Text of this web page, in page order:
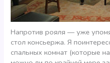
Напротив рояля — уже
стол консьержа. Я
спальных комнат (которые